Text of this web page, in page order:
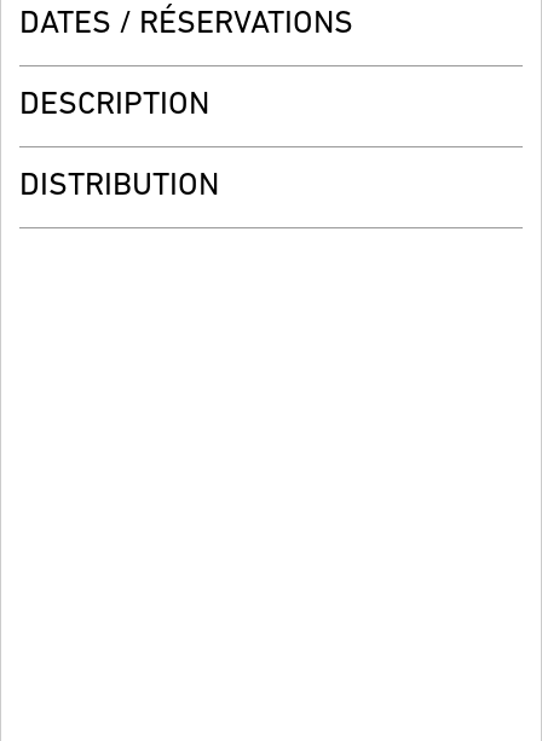
DATES / RÉSERVATIONS
DESCRIPTION
DISTRIBUTION